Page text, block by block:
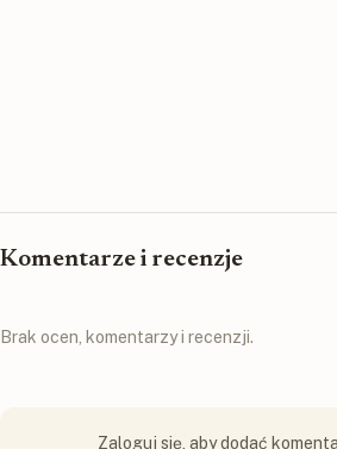
Komentarze i recenzje
Brak ocen, komentarzy i recenzji.
Zaloguj się, aby dodać